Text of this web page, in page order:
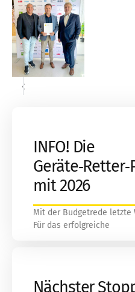
INFO! Die
mit 2026
Mit der Budgetrede letzte
Für das erfolgreiche
Nächster